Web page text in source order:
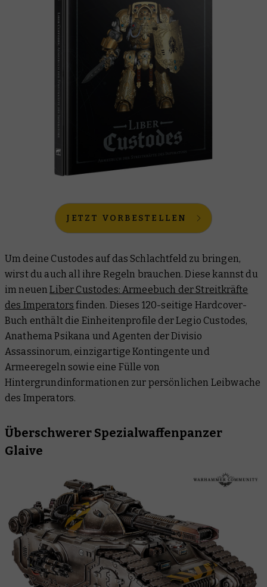
JETZT VORBESTELLEN
Um deine Custodes auf das Schlachtfeld zu bringen,
wirst du auch all ihre Regeln brauchen. Diese kannst du
im neuenLiber Custodes: Armeebuch der Streitkräfte
des Imperators finden. Dieses 120-seitige Hardcover-
Buch enthält die Einheitenprofile der Legio Custodes,
Anathema Psikana und Agenten der Divisio
Assassinorum, einzigartige Kontingente und
Armeeregeln sowie eine Fülle von
Hintergrundinformationen zur persönlichen Leibwache
des Imperators.
Überschwerer Spezialwaffenpanzer
Glaive